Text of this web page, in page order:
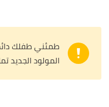
طمئني طفلك
المولود الجديد